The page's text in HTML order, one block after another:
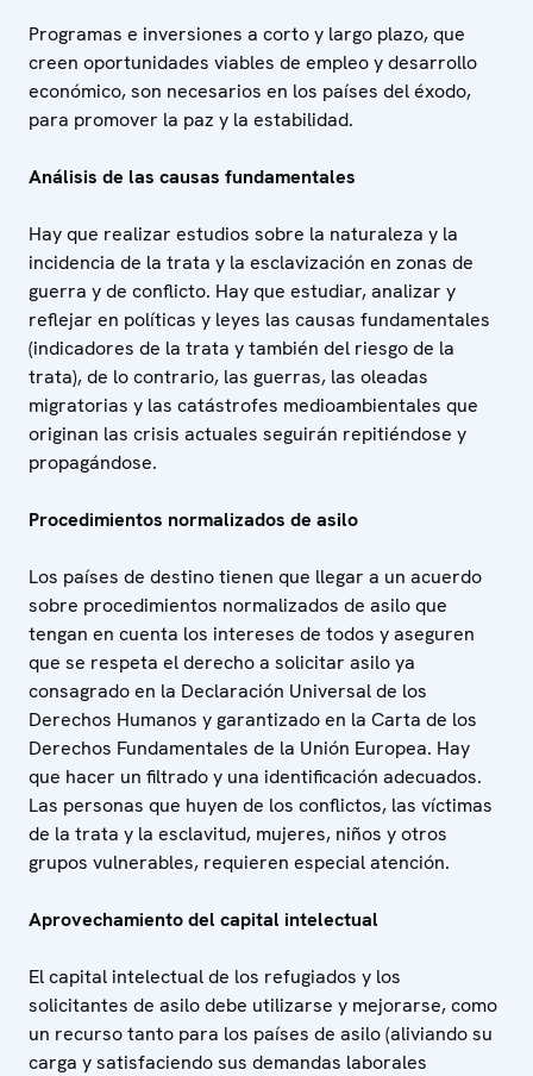
Programas e inversiones a corto y largo plazo, que
creen oportunidades viables de empleo y desarrollo
económico, son necesarios en los países del éxodo,
para promover la paz y la estabilidad.
Análisis de las causas fundamentales
Hay que realizar estudios sobre la naturaleza y la
incidencia de la trata y la esclavización en zonas de
guerra y de conflicto. Hay que estudiar, analizar y
reflejar en políticas y leyes las causas fundamentales
(indicadores de la trata y también del riesgo de la
trata), de lo contrario, las guerras, las oleadas
migratorias y las catástrofes medioambientales que
originan las crisis actuales seguirán repitiéndose y
propagándose.
Procedimientos normalizados de asilo
Los países de destino tienen que llegar a un acuerdo
sobre procedimientos normalizados de asilo que
tengan en cuenta los intereses de todos y aseguren
que se respeta el derecho a solicitar asilo ya
consagrado en la Declaración Universal de los
Derechos Humanos y garantizado en la Carta de los
Derechos Fundamentales de la Unión Europea. Hay
que hacer un filtrado y una identificación adecuados.
Las personas que huyen de los conflictos, las víctimas
de la trata y la esclavitud, mujeres, niños y otros
grupos vulnerables, requieren especial atención.
Aprovechamiento del capital intelectual
El capital intelectual de los refugiados y los
solicitantes de asilo debe utilizarse y mejorarse, como
un recurso tanto para los países de asilo (aliviando su
carga y satisfaciendo sus demandas laborales